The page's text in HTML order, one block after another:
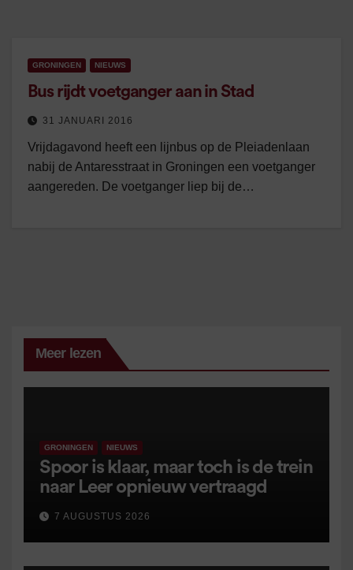
GRONINGEN NIEUWS
Bus rijdt voetganger aan in Stad
31 JANUARI 2016
Vrijdagavond heeft een lijnbus op de Pleiadenlaan
nabij de Antaresstraat in Groningen een voetganger
aangereden. De voetganger liep bij de…
Meer lezen
GRONINGEN NIEUWS
Spoor is klaar, maar toch is de trein
naar Leer opnieuw vertraagd
7 AUGUSTUS 2026